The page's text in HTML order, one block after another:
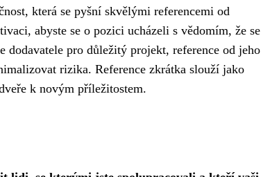
která se pyšní skvělými referencemi od
abyste se o pozici ucházeli s vědomím, že se
dodavatele pro důležitý projekt, reference od jeho
rizika. Reference zkrátka slouží jako
k novým příležitostem.